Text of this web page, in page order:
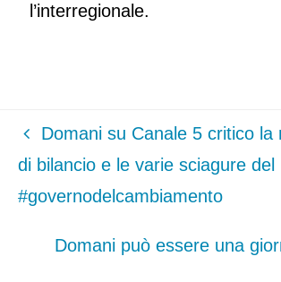
l’interregionale.
Domani su Canale 5 critico la
di bilancio e le varie sciagure del
#governodelcambiamento
Domani può essere una